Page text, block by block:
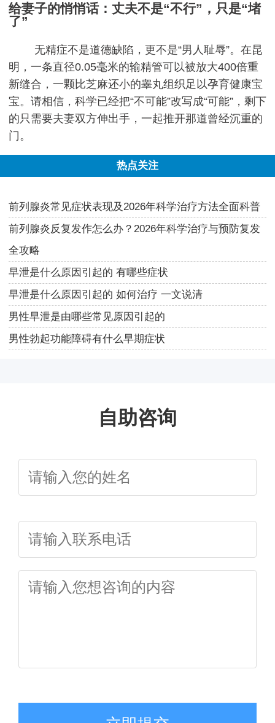
给妻子的悄悄话：丈夫不是“不行”，只是“堵
了”
无精症不是道德缺陷，更不是“男人耻辱”。在昆
明，一条直径0.05毫米的输精管可以被放大400倍重
新缝合，一颗比芝麻还小的睾丸组织足以孕育健康宝
宝。请相信，科学已经把“不可能”改写成“可能”，剩下
的只需要夫妻双方伸出手，一起推开那道曾经沉重的
门。
热点关注
前列腺炎常见症状表现及2026年科学治疗方法全面科普
前列腺炎反复发作怎么办？2026年科学治疗与预防复发
全攻略
早泄是什么原因引起的 有哪些症状
早泄是什么原因引起的 如何治疗 一文说清
男性早泄是由哪些常见原因引起的
男性勃起功能障碍有什么早期症状
自助咨询